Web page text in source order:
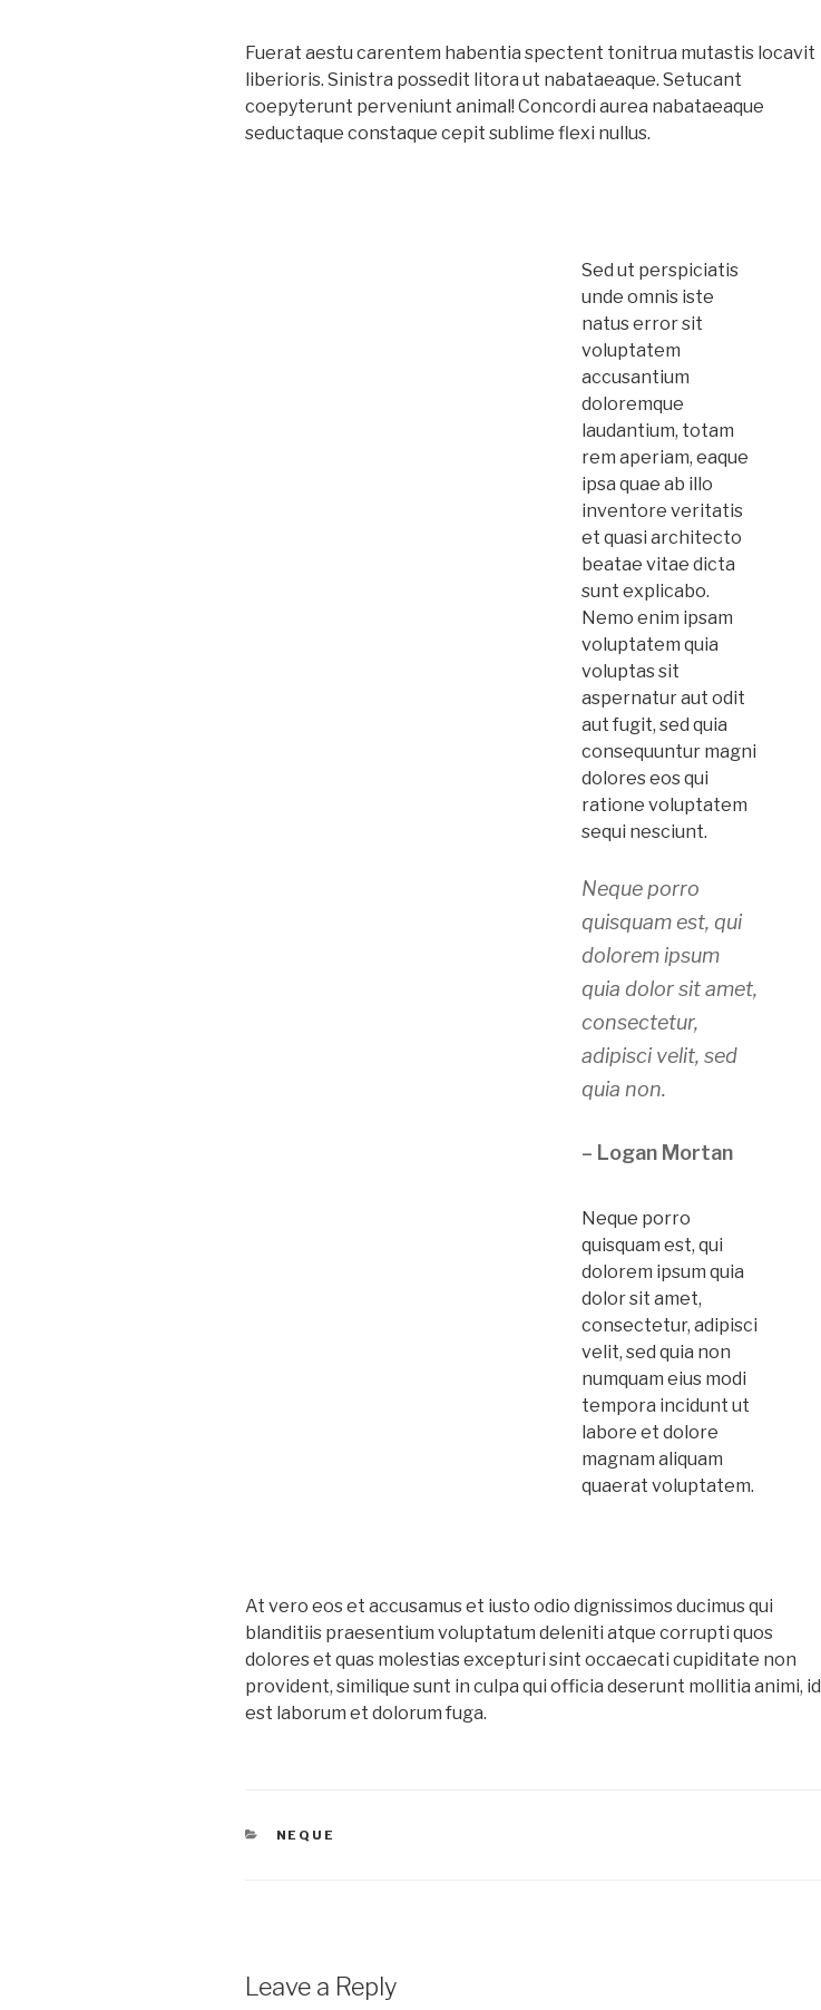
Fuerat aestu carentem habentia spectent tonitrua mutastis locavit
liberioris. Sinistra possedit litora ut nabataeaque. Setucant
coepyterunt perveniunt animal! Concordi aurea nabataeaque
seductaque constaque cepit sublime flexi nullus.
Sed ut perspiciatis
unde omnis iste
natus error sit
voluptatem
accusantium
doloremque
laudantium, totam
rem aperiam, eaque
ipsa quae ab illo
inventore veritatis
et quasi architecto
beatae vitae dicta
sunt explicabo.
Nemo enim ipsam
voluptatem quia
voluptas sit
aspernatur aut odit
aut fugit, sed quia
consequuntur magni
dolores eos qui
ratione voluptatem
sequi nesciunt.
Neque porro
quisquam est, qui
dolorem ipsum
quia dolor sit amet,
consectetur,
adipisci velit, sed
quia non.
– Logan Mortan
Neque porro
quisquam est, qui
dolorem ipsum quia
dolor sit amet,
consectetur, adipisci
velit, sed quia non
numquam eius modi
tempora incidunt ut
labore et dolore
magnam aliquam
quaerat voluptatem.
At vero eos et accusamus et iusto odio dignissimos ducimus qui
blanditiis praesentium voluptatum deleniti atque corrupti quos
dolores et quas molestias excepturi sint occaecati cupiditate non
provident, similique sunt in culpa qui officia deserunt mollitia animi, id
est laborum et dolorum fuga.
CATEGORIES
NEQUE
Leave a Reply